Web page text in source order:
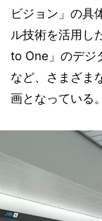
ビジョン」の具
ル技術を活用し
to One」のデジ
など、さまざま
画となっている。